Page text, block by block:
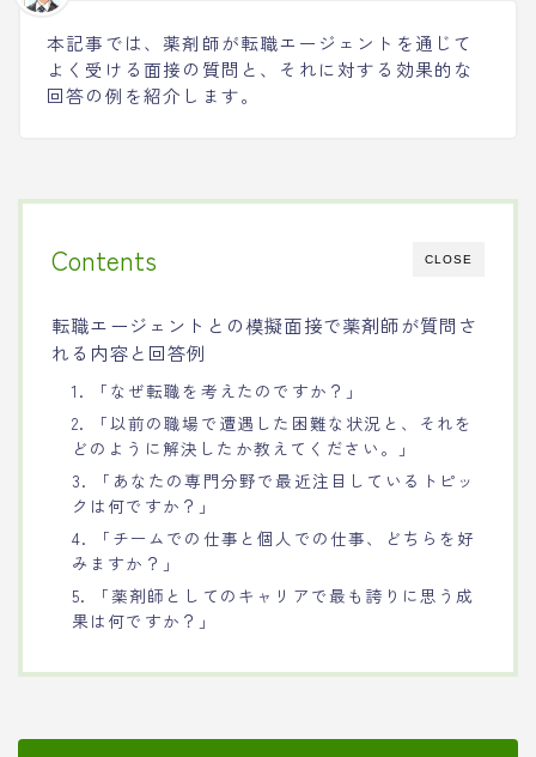
本記事では、薬剤師が転職エージェントを通じて
よく受ける面接の質問と、それに対する効果的な
回答の例を紹介します。
CLOSE
Contents
転職エージェントとの模擬面接で薬剤師が質問さ
れる内容と回答例
1. 「なぜ転職を考えたのですか？」
2. 「以前の職場で遭遇した困難な状況と、それを
どのように解決したか教えてください。」
3. 「あなたの専門分野で最近注目しているトピッ
クは何ですか？」
4. 「チームでの仕事と個人での仕事、どちらを好
みますか？」
5. 「薬剤師としてのキャリアで最も誇りに思う成
果は何ですか？」